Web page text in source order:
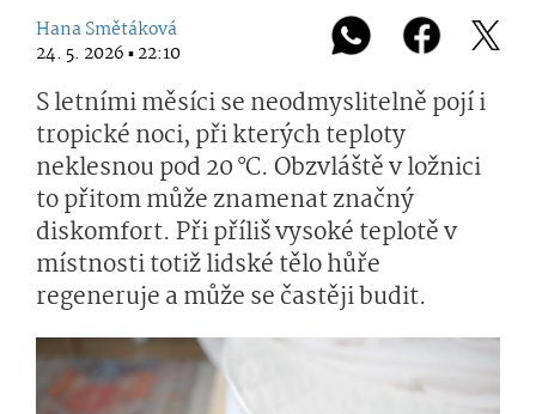
Hana Smětáková
24. 5. 2026 ▪ 22:10
S letními měsíci se neodmyslitelně pojí i
tropické noci, při kterých teploty
neklesnou pod 20 °C. Obzvláště v ložnici
to přitom může znamenat značný
diskomfort. Při příliš vysoké teplotě v
místnosti totiž lidské tělo hůře
regeneruje a může se častěji budit.